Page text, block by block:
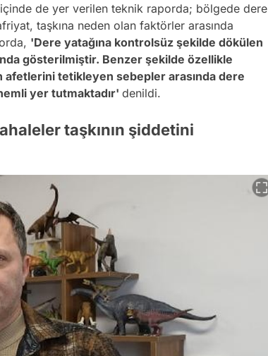
içinde de yer verilen teknik raporda; bölgede dere
taşkına neden olan faktörler arasında
'Dere yatağına kontrolsüz şekilde dökülen
gösterilmiştir. Benzer şekilde özellikle
afetlerini tetikleyen sebepler arasında dere
yer tutmaktadır' denildi.
taşkının şiddetini